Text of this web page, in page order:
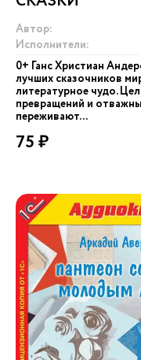
Автор:
Исполнители:
0+ Ганс Христиан
лучших сказочников
литературное чудо.
превращений и
переживают...
75 ₽